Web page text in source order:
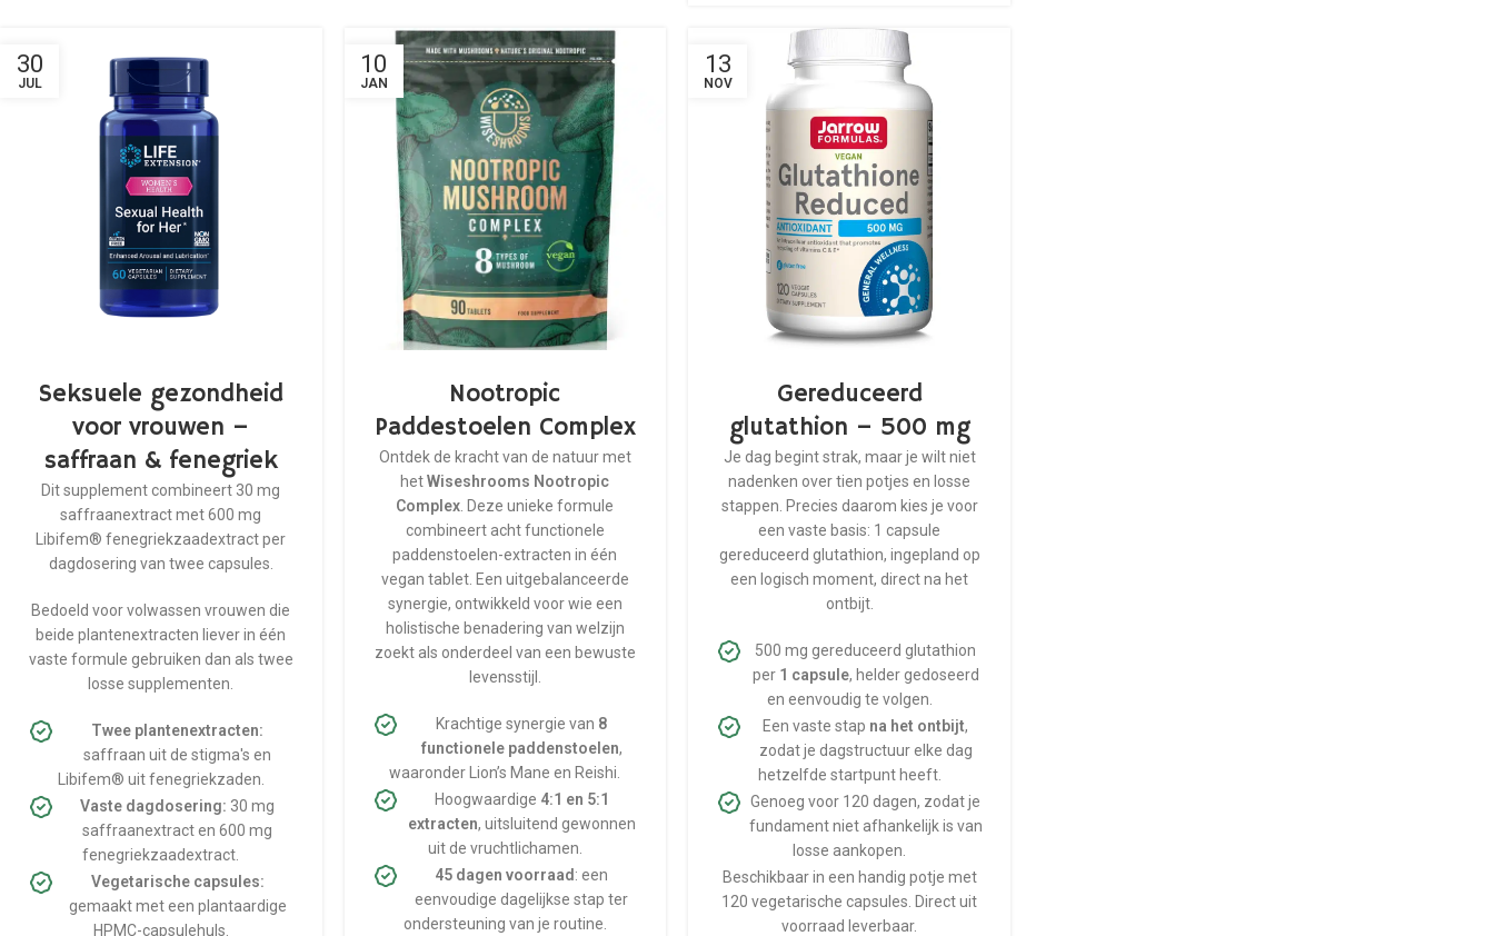
30
JUL
Seksuele gezondheid
voor vrouwen –
saffraan & fenegriek
Dit supplement combineert 30 mg
saffraanextract met 600 mg
Libifem® fenegriekzaadextract per
dagdosering van twee capsules.
Bedoeld voor volwassen vrouwen die
beide plantenextracten liever in één
vaste formule gebruiken dan als twee
losse supplementen.
Twee plantenextracten:
saffraan uit de stigma's en
Libifem® uit fenegriekzaden.
Vaste dagdosering: 30 mg
saffraanextract en 600 mg
fenegriekzaadextract.
Vegetarische capsules:
gemaakt met een plantaardige
HPMC-capsulehuls.
10
JAN
Nootropic
Paddestoelen Complex
Ontdek de kracht van de natuur met
hetWiseshrooms Nootropic
Complex . Deze unieke formule
combineert acht functionele
paddenstoelen-extracten in één
vegan tablet. Een uitgebalanceerde
synergie, ontwikkeld voor wie een
holistische benadering van welzijn
zoekt als onderdeel van een bewuste
levensstijl.
Krachtige synergie van 8
functionele paddenstoelen,
waaronder Lion’s Mane en Reishi.
Hoogwaardige 4:1 en 5:1
extracten, uitsluitend gewonnen
uit de vruchtlichamen.
45 dagen voorraad : een
eenvoudige dagelijkse stap ter
ondersteuning van je routine.
13
NOV
Gereduceerd
glutathion – 500 mg
Je dag begint strak, maar je wilt niet
nadenken over tien potjes en losse
stappen. Precies daarom kies je voor
een vaste basis: 1 capsule
gereduceerd glutathion, ingepland op
een logisch moment, direct na het
ontbijt.
500 mg gereduceerd glutathion
per 1 capsule, helder gedoseerd
en eenvoudig te volgen.
Een vaste stap na het ontbijt,
zodat je dagstructuur elke dag
hetzelfde startpunt heeft.
Genoeg voor 120 dagen, zodat je
fundament niet afhankelijk is van
losse aankopen.
Beschikbaar in een handig potje met
120 vegetarische capsules. Direct uit
voorraad leverbaar.